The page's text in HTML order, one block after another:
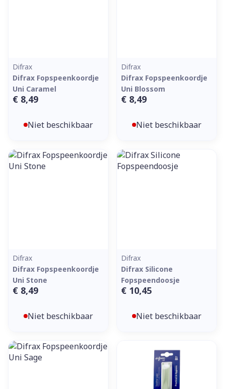
Difrax
Difrax Fopspeenkoordje
Uni Caramel
€ 8,49
Niet beschikbaar
Difrax
Difrax Fopspeenkoordje
Uni Blossom
€ 8,49
Niet beschikbaar
Difrax
Difrax Fopspeenkoordje
Uni Stone
€ 8,49
Niet beschikbaar
Difrax
Difrax Silicone
Fopspeendoosje
€ 10,45
Niet beschikbaar